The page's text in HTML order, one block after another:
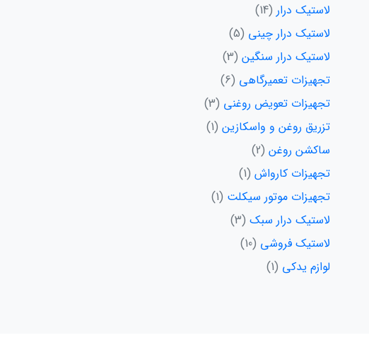
لاستیک درار 14
لاستیک درار چینی 5
لاستیک درار سنگین 3
تجهیزات تعمیرگاهی 6
تجهیزات تعویض روغنی 3
تزریق روغن و واسکازین 1
ساکشن روغن 2
تجهیزات کارواش 1
تجهیزات موتور سیکلت 1
لاستیک درار سبک 3
لاستیک فروشی 10
لوازم یدکی 1